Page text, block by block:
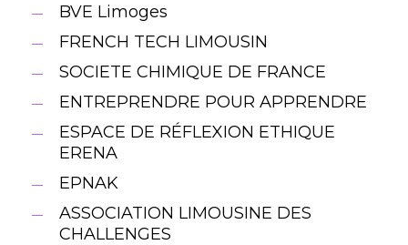
BVE Limoges
FRENCH TECH LIMOUSIN
SOCIETE CHIMIQUE DE FRANCE
ENTREPRENDRE POUR APPRENDRE
ESPACE DE RÉFLEXION ETHIQUE
ERENA
EPNAK
ASSOCIATION LIMOUSINE DES
CHALLENGES